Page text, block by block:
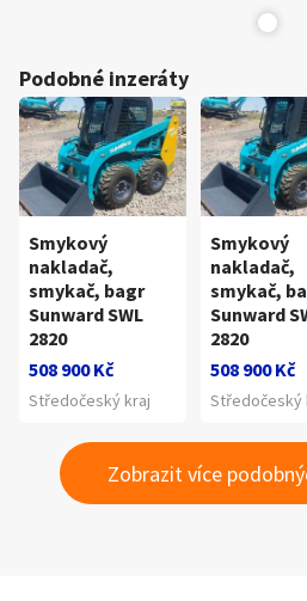
Podobné inzeráty
Smykový
nakladač,
smykač, bagr
Sunward SWL
2820
508 900 Kč
Středočeský kraj
Smykový
nakladač,
smykač,
Sunward
2820
508 900 Kč
Středočeský
Zobrazit více